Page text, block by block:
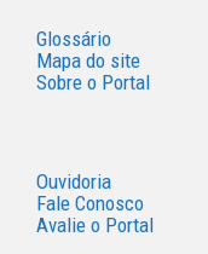
Glossário
Mapa do site
Sobre o Portal
Ouvidoria
Fale Conosco
Avalie o Portal